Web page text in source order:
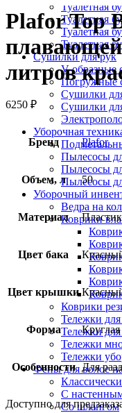
Туалетная
Туалетная
Туалетная
Туалетная
Сушилки для рук
V-образные
Погружные
Сушилки
Сушилки
Уборочная
Пылесосы
Пылесосы
Пылесосы
Уборочный
Ведра на
Коврики
Коврики
Тележки для
Тележки
Тележки
Тележки
Фены для волос
С
Со шлангом
Plafor Top
литров
6250 ₽
Бренд Plafor
Объем, л 50
Материал Пластик
Цвет бака
Цвет крышки
Форма Круглая
Особенности Для
Доступно для